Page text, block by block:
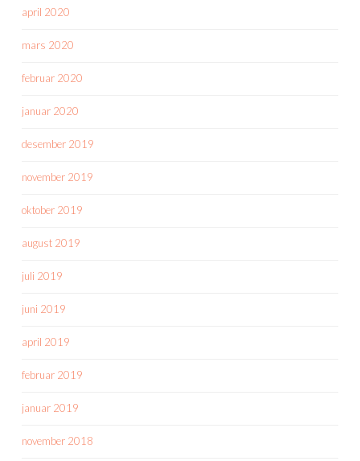
april 2020
mars 2020
februar 2020
januar 2020
desember 2019
november 2019
oktober 2019
august 2019
juli 2019
juni 2019
april 2019
februar 2019
januar 2019
november 2018